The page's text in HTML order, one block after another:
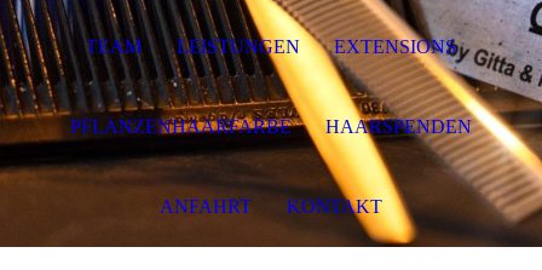
TEAM LEISTUNGEN EXTENSIONS
PFLANZENHAARFARBE HAARSPENDEN
ANFAHRT KONTAKT